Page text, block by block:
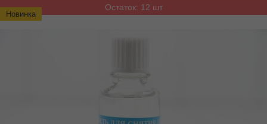
Новинка
Остаток: 12 шт